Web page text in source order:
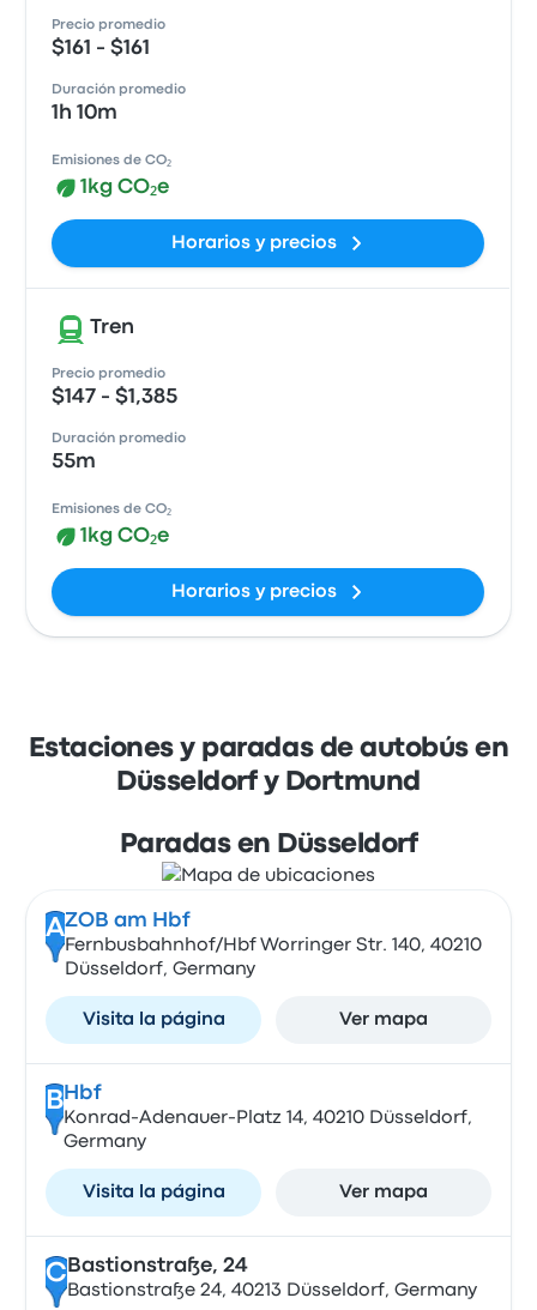
Precio promedio
$161 - $161
Duración promedio
1h 10m
Emisiones de CO₂
1kg CO₂e
Horarios y precios
Tren
Precio promedio
$147 - $1,385
Duración promedio
55m
Emisiones de CO₂
1kg CO₂e
Horarios y precios
Estaciones y paradas de autobús en
Düsseldorf y Dortmund
Paradas en Düsseldorf
AZOB am Hbf
Fernbusbahnhof/Hbf Worringer Str. 140, 40210
Düsseldorf, Germany
Visita la página Ver mapa
B Hbf
Konrad-Adenauer-Platz 14, 40210 Düsseldorf,
Germany
Visita la página Ver mapa
CBastionstraße, 24
Bastionstraße 24, 40213 Düsseldorf, Germany